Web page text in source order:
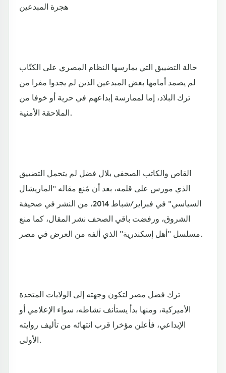
هجرة المبدعين
حالة التضييق التي يمارسها النظام المصري على الكتّاب
لم يصمد أمامها بعض المبدعين الذين لم يجدوا مفرا من
ترك البلاد، إما لممارسة إبداعهم في حرية أو خوفا من
الملاحقة الأمنية.
القاص والكاتب الصحفي بلال فضل لم يتحمل التضييق
الذي مورس على قلمه، بعد أن مُنع مقاله "الماريشال
السياسي" في فبراير/شباط 2014، من النشر في صحيفة
الشروق، ورفضت باقي الصحف نشر المقال، كما منع
مسلسل "أهل إسكندرية" الذي ألفه من العرض في مصر.
ترك فضل مصر لتكون وجهته إلى الولايات المتحدة
الأميركية، ومنها بدأ يستأنف نشاطه، سواء الإعلامي أو
الإبداعي، فأعلن مؤخرا قرب انتهائه من تأليف روايته
الأولى.